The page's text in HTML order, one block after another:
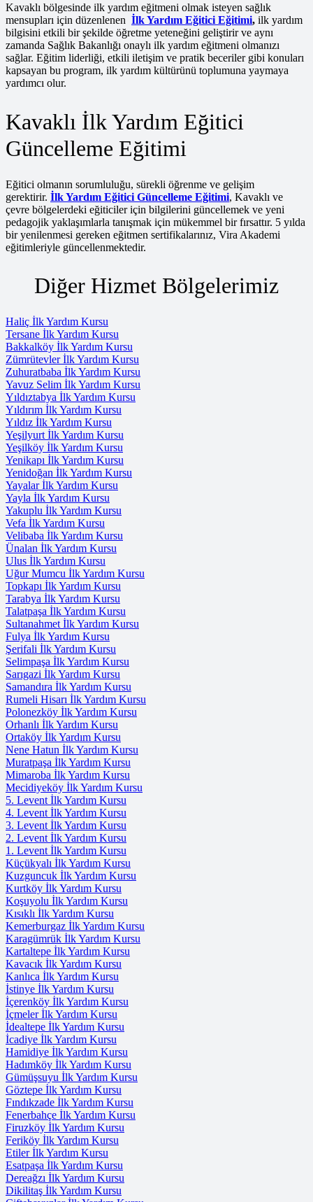
Kavaklı bölgesinde ilk yardım eğitmeni olmak isteyen sağlık
mensupları için düzenlenen İlk Yardım Eğitici Eğitimi, ilk yardım
bilgisini etkili bir şekilde öğretme yeteneğini geliştirir ve aynı
zamanda Sağlık Bakanlığı onaylı ilk yardım eğitmeni olmanızı
sağlar. Eğitim liderliği, etkili iletişim ve pratik beceriler gibi konuları
kapsayan bu program, ilk yardım kültürünü toplumuna yaymaya
yardımcı olur.
Kavaklı İlk Yardım Eğitici
Güncelleme Eğitimi
Eğitici olmanın sorumluluğu, sürekli öğrenme ve gelişim
gerektirir. İlk Yardım Eğitici Güncelleme Eğitimi, Kavaklı ve
çevre bölgelerdeki eğiticiler için bilgilerini güncellemek ve yeni
pedagojik yaklaşımlarla tanışmak için mükemmel bir fırsattır. 5 yılda
bir yenilenmesi gereken eğitmen sertifikalarınız, Vira Akademi
eğitimleriyle güncellenmektedir.
Diğer Hizmet Bölgelerimiz
Haliç İlk Yardım Kursu
Tersane İlk Yardım Kursu
Bakkalköy İlk Yardım Kursu
Zümrütevler İlk Yardım Kursu
Zuhuratbaba İlk Yardım Kursu
Yavuz Selim İlk Yardım Kursu
Yıldıztabya İlk Yardım Kursu
Yıldırım İlk Yardım Kursu
Yıldız İlk Yardım Kursu
Yeşilyurt İlk Yardım Kursu
Yeşilköy İlk Yardım Kursu
Yenikapı İlk Yardım Kursu
Yenidoğan İlk Yardım Kursu
Yayalar İlk Yardım Kursu
Yayla İlk Yardım Kursu
Yakuplu İlk Yardım Kursu
Vefa İlk Yardım Kursu
Velibaba İlk Yardım Kursu
Ünalan İlk Yardım Kursu
Ulus İlk Yardım Kursu
Uğur Mumcu İlk Yardım Kursu
Topkapı İlk Yardım Kursu
Tarabya İlk Yardım Kursu
Talatpaşa İlk Yardım Kursu
Sultanahmet İlk Yardım Kursu
Fulya İlk Yardım Kursu
Şerifali İlk Yardım Kursu
Selimpaşa İlk Yardım Kursu
Sarıgazi İlk Yardım Kursu
Samandıra İlk Yardım Kursu
Rumeli Hisarı İlk Yardım Kursu
Polonezköy İlk Yardım Kursu
Orhanlı İlk Yardım Kursu
Ortaköy İlk Yardım Kursu
Nene Hatun İlk Yardım Kursu
Muratpaşa İlk Yardım Kursu
Mimaroba İlk Yardım Kursu
Mecidiyeköy İlk Yardım Kursu
5. Levent İlk Yardım Kursu
4. Levent İlk Yardım Kursu
3. Levent İlk Yardım Kursu
2. Levent İlk Yardım Kursu
1. Levent İlk Yardım Kursu
Küçükyalı İlk Yardım Kursu
Kuzguncuk İlk Yardım Kursu
Kurtköy İlk Yardım Kursu
Koşuyolu İlk Yardım Kursu
Kısıklı İlk Yardım Kursu
Kemerburgaz İlk Yardım Kursu
Karagümrük İlk Yardım Kursu
Kartaltepe İlk Yardım Kursu
Kavacık İlk Yardım Kursu
Kanlıca İlk Yardım Kursu
İstinye İlk Yardım Kursu
İçerenköy İlk Yardım Kursu
İçmeler İlk Yardım Kursu
İdealtepe İlk Yardım Kursu
İcadiye İlk Yardım Kursu
Hamidiye İlk Yardım Kursu
Hadımköy İlk Yardım Kursu
Gümüşsuyu İlk Yardım Kursu
Göztepe İlk Yardım Kursu
Fındıkzade İlk Yardım Kursu
Fenerbahçe İlk Yardım Kursu
Firuzköy İlk Yardım Kursu
Feriköy İlk Yardım Kursu
Etiler İlk Yardım Kursu
Esatpaşa İlk Yardım Kursu
Dereağzı İlk Yardım Kursu
Dikilitaş İlk Yardım Kursu